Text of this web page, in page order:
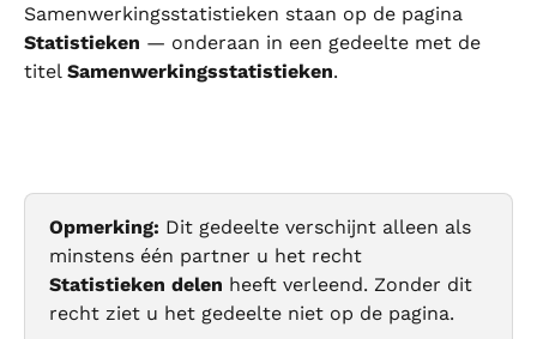
Samenwerkingsstatistieken staan op de pagina
Statistieken — onderaan in een gedeelte met de
titel Samenwerkingsstatistieken.
Opmerking: Dit gedeelte verschijnt alleen als
minstens één partner u het recht
Statistieken delen heeft verleend. Zonder dit
recht ziet u het gedeelte niet op de pagina.